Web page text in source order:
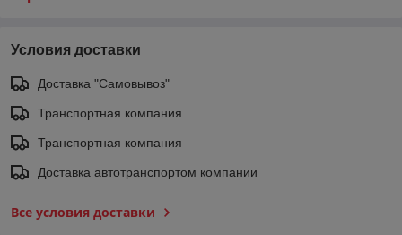
Условия доставки
Доставка "Самовывоз"
Транспортная компания
Транспортная компания
Доставка автотранспортом компании
Все условия доставки